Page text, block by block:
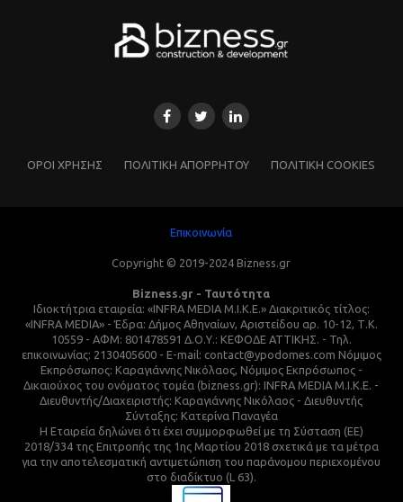
ΌΡΟΙ ΧΡΗΣΗΣ ΠΟΛΙΤΙΚΗ ΑΠΟΡΡΗΤΟΥ ΠΟΛΙΤΙΚΗ COOKIES
Επικοινωνία
Copyright © 2019-2024 Bizness.gr
Bizness.gr - Ταυτότητα
Ιδιοκτήτρια εταιρεία: «INFRA MEDIA M.I.K.E.» Διακριτικός τίτλος:
«INFRA MEDIA» - Έδρα: Δήμος Αθηναίων, Αριστείδου αρ. 10-12, Τ.Κ.
10559 - ΑΦΜ: 801478591 Δ.Ο.Υ.: ΚΕΦΟΔΕ ΑΤΤΙΚΗΣ. - Τηλ.
επικοινωνίας: 2130405600 - E-mail: contact@ypodomes.com Νόμιμος
Εκπρόσωπος: Καραγιάννης Νικόλαος, Νόμιμος Εκπρόσωπος -
Δικαιούχος του ονόματος τομέα (bizness.gr): INFRA MEDIA M.I.K.E. -
Διευθυντής/Διαχειριστής: Καραγιάννης Νικόλαος - Διευθυντής
Σύνταξης: Κατερίνα Παναγέα
Η Εταιρεία δηλώνει ότι έχει συμμορφωθεί με τη Σύσταση (ΕΕ)
2018/334 της Επιτροπής της 1ης Μαρτίου 2018 σχετικά με τα μέτρα
για την αποτελεσματική αντιμετώπιση του παράνομου περιεχομένου
στο διαδίκτυο (L 63).